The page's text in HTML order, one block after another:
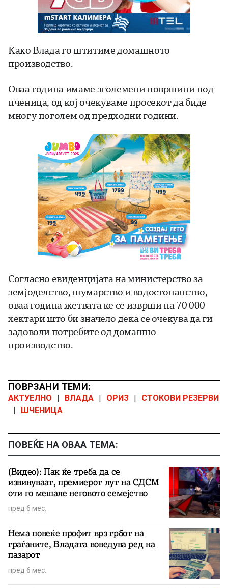
Како Влада го штитиме домашното
производство.
Оваа година имаме зголемени површини под
пченица, од кој очекуваме просекот да биде
многу поголем од предходни години.
Согласно евиденцијата на министерство за
земјоделство, шумарство и водостопанство,
оваа година жетвата ке се изврши на 70 000
хектари што би значело дека се очекува да ги
задоволи потребите од домашно
производство.
ПОВРЗАНИ ТЕМИ:
АКТУЕЛНО ВЛАДА ОРИЗ
СТОКОВИ РЕЗЕРВИ
ШЧЕНИЦА
ПОВЕЌЕ НА ОВАА ТЕМА:
(Видео): Пак ќе треба да се
извинуваат, премиерот лут на СДСМ
оти го мешале неговото семејство
пред 6 мес.
Нема повеќе профит врз грбот на
граѓаните, Владата воведува ред на
пазарот
пред 6 мес.